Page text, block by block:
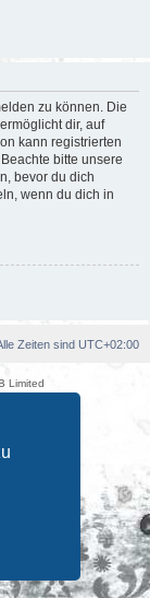
zu können. Die
dir, auf
kann registrierten
bitte unsere
bevor du dich
wenn du dich in
Zeiten sind UTC+02:00
Limited